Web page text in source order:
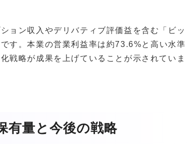
ョン収入やデリバティブ評価益を含む「ビッ
す。本業の営業利益率は約73.6%と高い水準
戦略が成果を上げていることが示されていま
有量と今後の戦略